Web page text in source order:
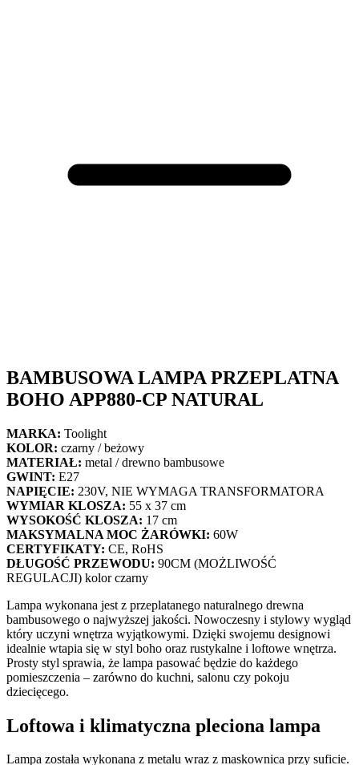
BAMBUSOWA LAMPA PRZEPLATNA
BOHO APP880-CP NATURAL
MARKA: Toolight
KOLOR: czarny / beżowy
MATERIAŁ: metal / drewno bambusowe
GWINT: E27
NAPIĘCIE: 230V, NIE WYMAGA TRANSFORMATORA
WYMIAR KLOSZA: 55 x 37 cm
WYSOKOŚĆ KLOSZA: 17 cm
MAKSYMALNA MOC ŻARÓWKI: 60W
CERTYFIKATY: CE, RoHS
DŁUGOŚĆ PRZEWODU: 90CM (MOŻLIWOŚĆ
REGULACJI) kolor czarny
Lampa wykonana jest z przeplatanego naturalnego drewna
bambusowego o najwyższej jakości. Nowoczesny i stylowy wygląd
który uczyni wnętrza wyjątkowymi. Dzięki swojemu designowi
idealnie wtapia się w styl boho oraz rustykalne i loftowe wnętrza.
Prosty styl sprawia, że lampa pasować będzie do każdego
pomieszczenia – zarówno do kuchni, salonu czy pokoju
dziecięcego.
Loftowa i klimatyczna pleciona lampa
Lampa została wykonana z metalu wraz z maskownica przy suficie.